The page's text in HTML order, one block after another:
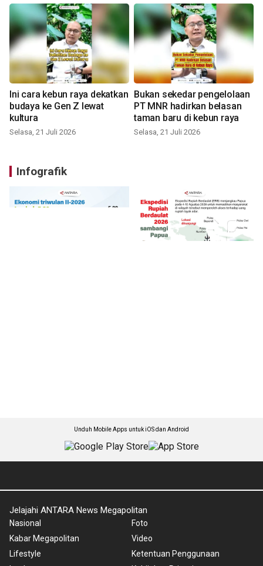
Ini cara kebun raya dekatkan
budaya ke Gen Z lewat
kultura
Selasa, 21 Juli 2026
Bukan sekedar pengelolaan
PT MNR hadirkan belasan
taman baru di kebun raya
Selasa, 21 Juli 2026
Infografik
Unduh Mobile Apps untuk iOS dan Android
Jelajahi ANTARA News Megapolitan
Nasional
Kabar Megapolitan
Lifestyle
Foto
Video
Ketentuan Penggunaan